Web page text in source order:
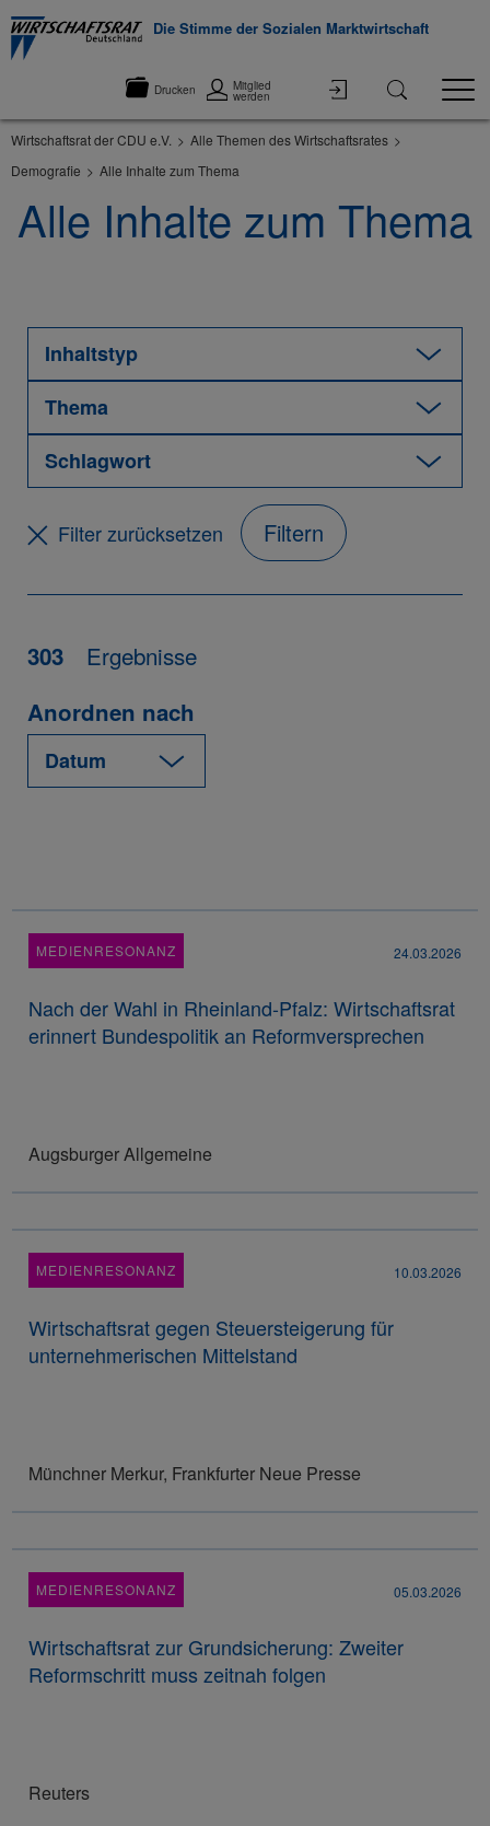
Die Stimme der Sozialen Marktwirtschaft
Drucken Mitglied
werden
Wirtschaftsrat der CDU e.V.
Alle Themen des Wirtschaftsrates
Demografie
Alle Inhalte zum Thema
Alle Inhalte zum Thema
Filter zurücksetzen Filtern
303 Ergebnisse
Anordnen nach
MEDIENRESONANZ 24.03.2026
Nach der Wahl in Rheinland-Pfalz: Wirtschaftsrat
erinnert Bundespolitik an Reformversprechen
Augsburger Allgemeine
MEDIENRESONANZ 10.03.2026
Wirtschaftsrat gegen Steuersteigerung für
unternehmerischen Mittelstand
Münchner Merkur, Frankfurter Neue Presse
MEDIENRESONANZ 05.03.2026
Wirtschaftsrat zur Grundsicherung: Zweiter
Reformschritt muss zeitnah folgen
Reuters